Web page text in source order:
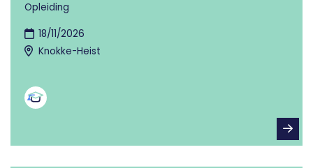
Opleiding
18/11/2026
Knokke-Heist